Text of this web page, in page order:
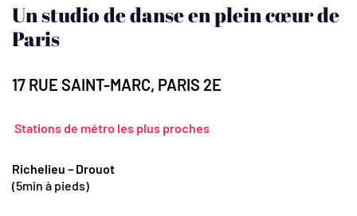
Un studio de danse en plein cœur de
Paris
17 RUE SAINT-MARC, PARIS 2E
Stations de métro les plus proches
Richelieu – Drouot
(5min à pieds)